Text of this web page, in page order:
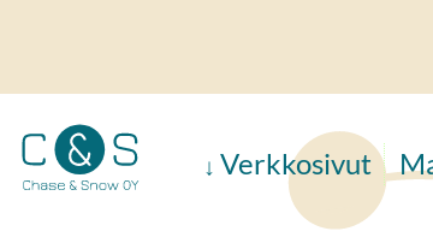
Verkkosivut